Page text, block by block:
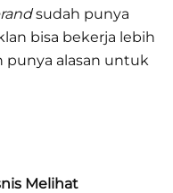
sudah punya
bisa bekerja lebih
punya alasan untuk
Melihat